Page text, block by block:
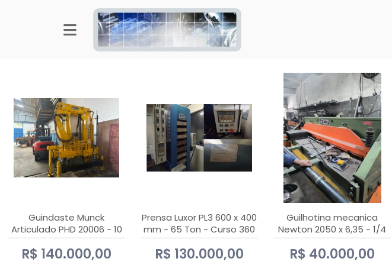
Guindaste Munck
Articulado PHD 20006 - 10
Ton
R$ 140.000,00
Prensa Luxor PL3 600 x 400
mm - 65 Ton - Curso 360
mm
R$ 130.000,00
Guilhotina mecanica
Newton 2050 x 6,35 - 1/4
R$ 40.000,00